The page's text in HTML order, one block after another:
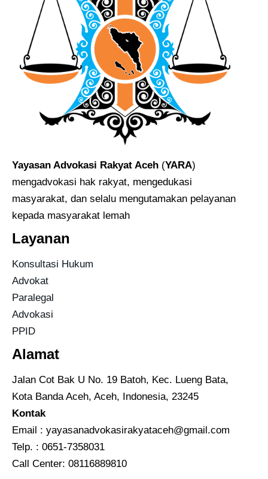
Yayasan Advokasi Rakyat Aceh (YARA)
mengadvokasi hak rakyat, mengedukasi
masyarakat, dan selalu mengutamakan pelayanan
kepada masyarakat lemah
Layanan
Konsultasi Hukum
Advokat
Paralegal
Advokasi
PPID
Alamat
Jalan Cot Bak U No. 19 Batoh, Kec. Lueng Bata,
Kota Banda Aceh, Aceh, Indonesia, 23245
Kontak
Email : yayasanadvokasirakyataceh@gmail.com
Telp. : 0651-7358031
Call Center: 08116889810